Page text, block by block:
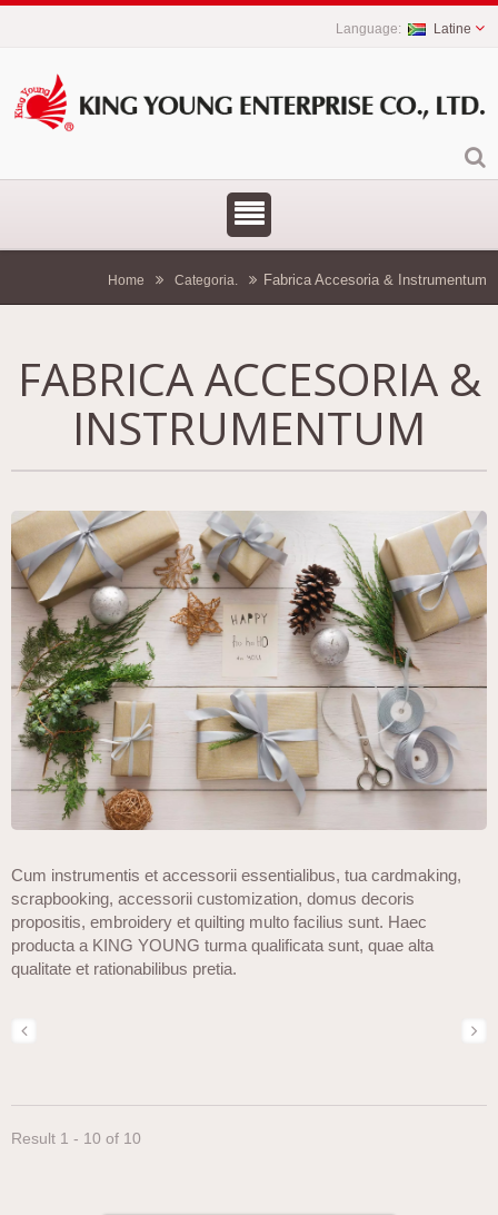
Latine
Home Categoria. Fabrica Accesoria & Instrumentum
FABRICA ACCESORIA &
INSTRUMENTUM
Cum instrumentis et accessorii essentialibus, tua cardmaking,
scrapbooking, accessorii customization, domus decoris
propositis, embroidery et quilting multo facilius sunt. Haec
producta a KING YOUNG turma qualificata sunt, quae alta
qualitate et rationabilibus pretia.
Result 1 - 10 of 10